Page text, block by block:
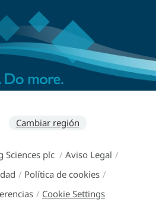
Cambiar región
plc / Aviso Legal /
/ Política de cookies /
/ Cookie Settings